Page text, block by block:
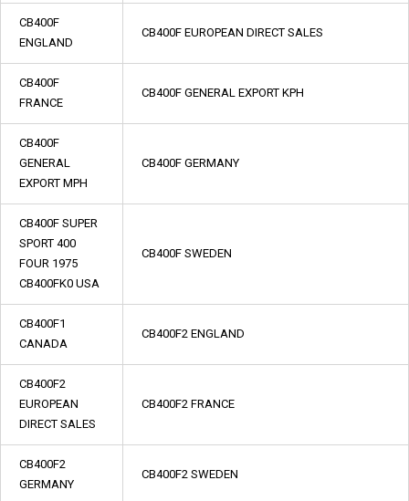
CB400F
ENGLAND
CB400F EUROPEAN DIRECT SALES
CB400F
FRANCE
CB400F GENERAL EXPORT KPH
CB400F
GENERAL
EXPORT MPH
CB400F GERMANY
CB400F SUPER
SPORT 400
FOUR 1975
CB400FK0 USA
CB400F SWEDEN
CB400F1
CANADA
CB400F2 ENGLAND
CB400F2
EUROPEAN
DIRECT SALES
CB400F2 FRANCE
CB400F2
GERMANY
CB400F2 SWEDEN